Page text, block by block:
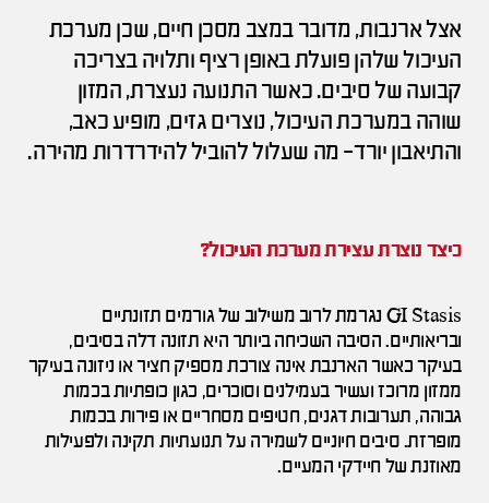
אצל ארנבות, מדובר במצב מסכן חיים, שכן מערכת
העיכול שלהן פועלת באופן רציף ותלויה בצריכה
קבועה של סיבים. כאשר התנועה נעצרת, המזון
שוהה במערכת העיכול, נוצרים גזים, מופיע כאב,
והתיאבון יורד- מה שעלול להוביל להידרדרות מהירה.
כיצד נוצרת עצירת מערכת העיכול?
GI Stasis נגרמת לרוב משילוב של גורמים תזונתיים
ובריאותיים. הסיבה השכיחה ביותר היא תזונה דלה בסיבים,
בעיקר כאשר הארנבת אינה צורכת מספיק חציר או ניזונה בעיקר
ממזון מרוכז ועשיר בעמילנים וסוכרים, כגון כופתיות בכמות
גבוהה, תערובות דגנים, חטיפים מסחריים או פירות בכמות
מופרזת. סיבים חיוניים לשמירה על תנועתיות תקינה ולפעילות
מאוזנת של חיידקי המעיים.